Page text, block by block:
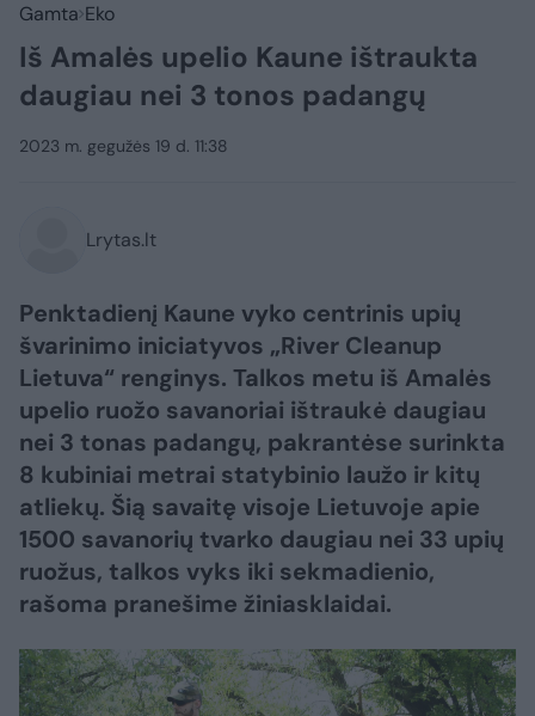
Gamta Eko
Iš Amalės upelio Kaune ištraukta
daugiau nei 3 tonos padangų
2023 m. gegužės 19 d. 11:38
Lrytas.lt
Penktadienį Kaune vyko centrinis upių
švarinimo iniciatyvos „River Cleanup
Lietuva“ renginys. Talkos metu iš Amalės
upelio ruožo savanoriai ištraukė daugiau
nei 3 tonas padangų, pakrantėse surinkta
8 kubiniai metrai statybinio laužo ir kitų
atliekų. Šią savaitę visoje Lietuvoje apie
1500 savanorių tvarko daugiau nei 33 upių
ruožus, talkos vyks iki sekmadienio,
rašoma pranešime žiniasklaidai.